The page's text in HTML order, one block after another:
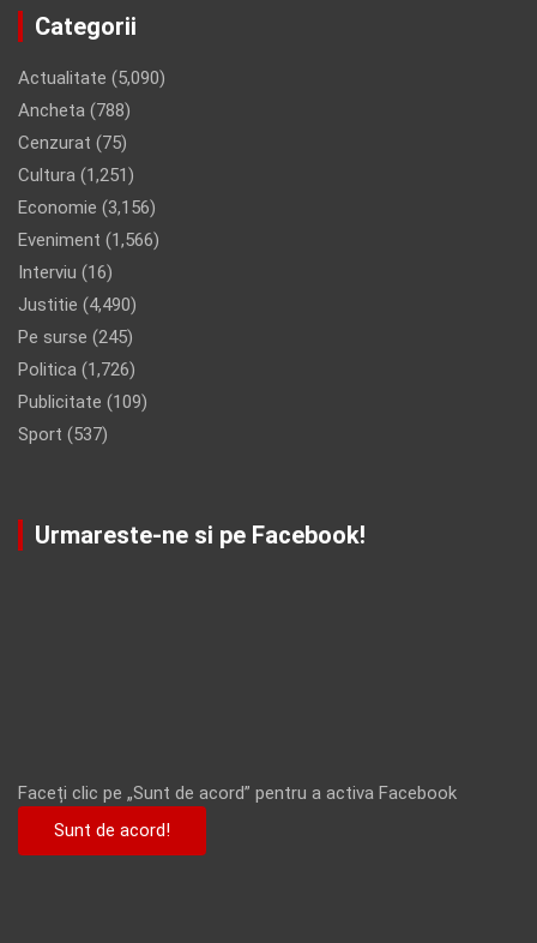
Categorii
Actualitate (5,090)
Ancheta (788)
Cenzurat (75)
Cultura (1,251)
Economie (3,156)
Eveniment (1,566)
Interviu (16)
Justitie (4,490)
Pe surse (245)
Politica (1,726)
Publicitate (109)
Sport (537)
Urmareste-ne si pe Facebook!
Faceți clic pe „Sunt de acord” pentru a activa Facebook
Sunt de acord!